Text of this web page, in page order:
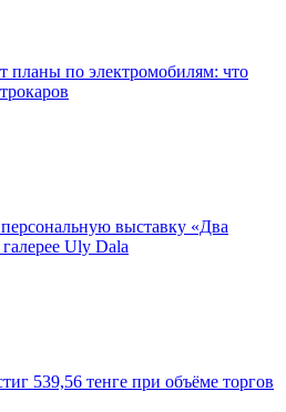
планы по электромобилям: что
выставку «Два
Uly Dala
539,56 тенге при объёме торгов